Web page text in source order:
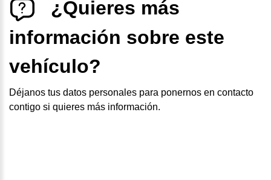
¿Quieres más
información sobre este
vehículo?
Déjanos tus datos personales para ponernos en contacto
contigo si quieres más información.